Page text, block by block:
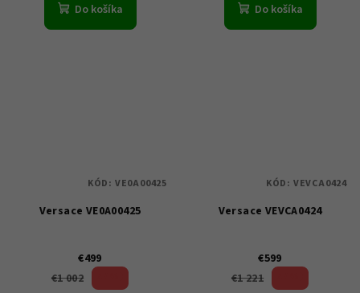
Do košíka Do košíka
Versace VE0A00425
€499
€1 002
KÓD: VE0A00425
Versace VEVCA0424
€599
€1 221
KÓD: VEVCA0424